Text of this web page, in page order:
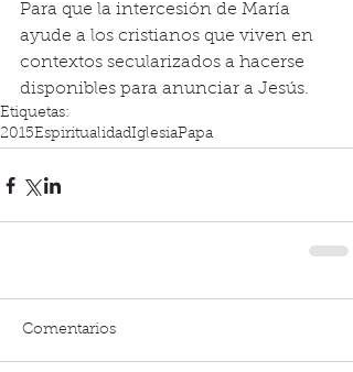
Para que la intercesión de María
ayude a los cristianos que viven en
contextos secularizados a hacerse
disponibles para anunciar a Jesús.
Etiquetas:
2015EspiritualidadIglesiaPapa
Comentarios